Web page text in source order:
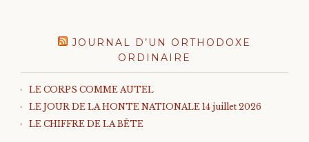
JOURNAL D’UN ORTHODOXE
ORDINAIRE
LE CORPS COMME AUTEL
LE JOUR DE LA HONTE NATIONALE 14 juillet 2026
LE CHIFFRE DE LA BÊTE